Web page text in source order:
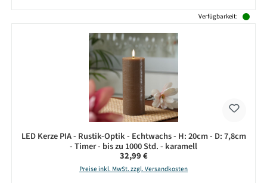
Verfügbarkeit:
LED Kerze PIA - Rustik-Optik - Echtwachs - H: 20cm - D: 7,8cm
- Timer - bis zu 1000 Std. - karamell
Regulärer Preis:
32,99 €
Preise inkl. MwSt. zzgl. Versandkosten